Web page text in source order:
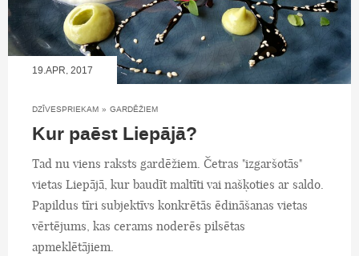
19.APR, 2017
DZĪVESPRIEKAM » GARDĒŽIEM
Kur paēst Liepājā?
Tad nu viens raksts gardēžiem. Četras "izgaršotās"
vietas Liepājā, kur baudīt maltīti vai našķoties ar saldo.
Papildus tīri subjektīvs konkrētās ēdināšanas vietas
vērtējums, kas cerams noderēs pilsētas
apmeklētājiem.